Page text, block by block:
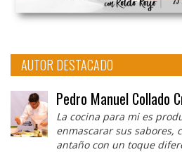
AUTOR DESTACADO
Pedro Manuel Collado
La cocina para mi es
enmascarar sus sabores,
antaño con un toque